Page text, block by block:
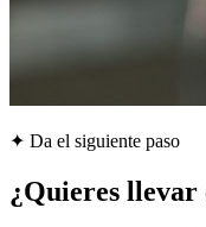
✦ Da el siguiente paso
¿Quieres llevar